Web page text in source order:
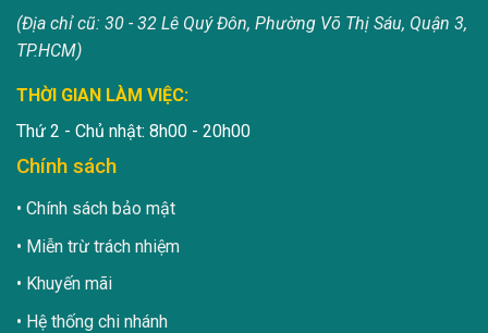
(Địa chỉ cũ: 30 - 32 Lê Quý Đôn, Phường Võ Thị Sáu, Quận 3,
TP.HCM)
THỜI GIAN LÀM VIỆC:
Thứ 2 - Chủ nhật: 8h00 - 20h00
Chính sách
Chính sách bảo mật
Miễn trừ trách nhiệm
Khuyến mãi
Hệ thống chi nhánh